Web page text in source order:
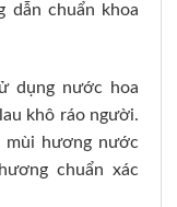
dẫn chuẩn khoa
dụng nước hoa
khô ráo người.
mùi hương nước
chuẩn xác